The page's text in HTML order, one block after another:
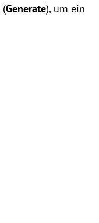
(Generate), um ein